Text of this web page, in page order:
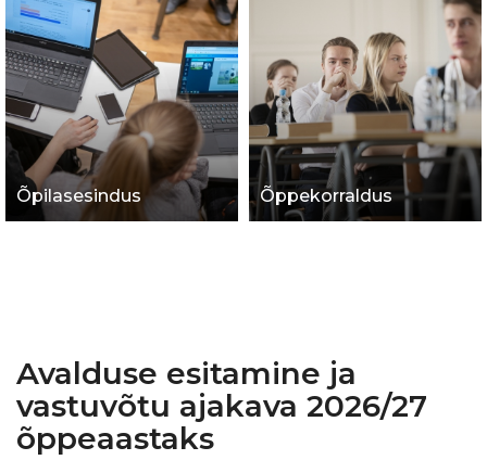
Õpilasesindus Õppekorraldus
Avalduse esitamine ja
vastuvõtu ajakava 2026/27
õppeaastaks